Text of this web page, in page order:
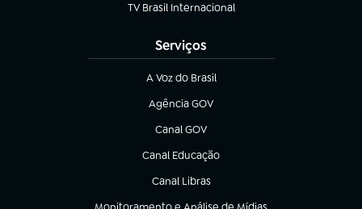
TV Brasil Internacional
(abre em nova aba)
Serviços
A Voz do Brasil
(abre em nova aba)
Agência GOV
(abre em nova aba)
Canal GOV
(abre em nova aba)
Canal Educação
(abre em nova aba)
Canal Libras
(abre em nova aba)